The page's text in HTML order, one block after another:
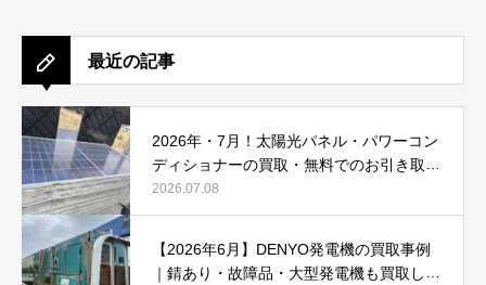
最近の記事
2026年・7月！太陽光パネル・パワーコン
ディショナーの買取・無料でのお引き取り
強化中です(^^♪
2026.07.08
【2026年6月】DENYO発電機の買取事例
｜錆あり・故障品・大型発電機も買取しま